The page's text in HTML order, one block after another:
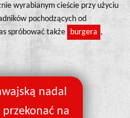
wyrabianym cieście przy użyciu
pochodzących od
spróbować także
burgera ,
nadal
na